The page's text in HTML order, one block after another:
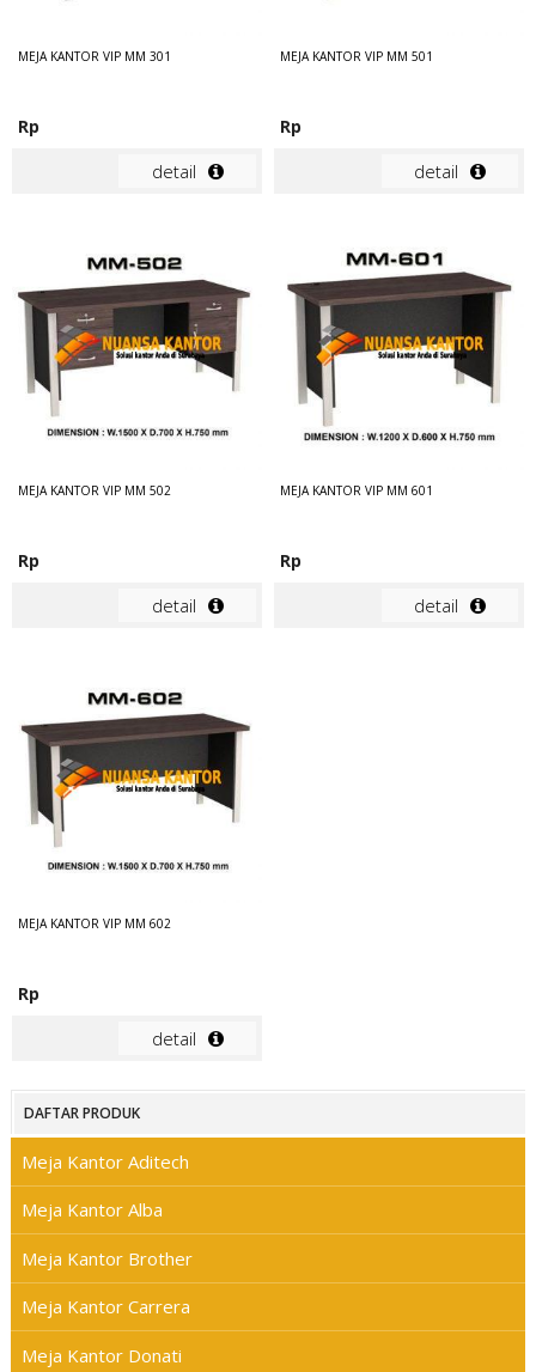
MEJA KANTOR VIP MM 301
Rp
detail
MEJA KANTOR VIP MM 501
Rp
detail
MEJA KANTOR VIP MM 502
Rp
detail
MEJA KANTOR VIP MM 601
Rp
detail
MEJA KANTOR VIP MM 602
Rp
detail
DAFTAR PRODUK
Meja Kantor Aditech
Meja Kantor Alba
Meja Kantor Brother
Meja Kantor Carrera
Meja Kantor Donati